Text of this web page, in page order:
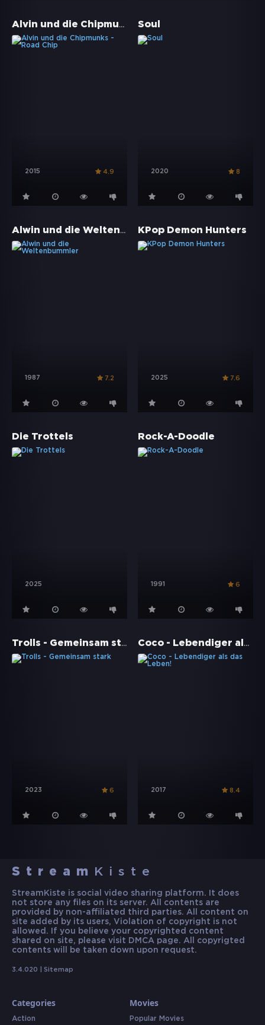
Alvin und die Chipmunks - Road Chip
2015 4.9
Soul
2020 8
Alwin und die Weltenbummler
1987 7.2
KPop Demon Hunters
2025 7.6
Die Trottels
2025
Rock-A-Doodle
1991 6
Trolls - Gemeinsam stark
2023 6
Coco - Lebendiger als das Leben!
2017 8.4
Stream Kiste
StreamKiste is social video sharing platform. It does
not store any files on its server. All contents are
provided by non-affiliated third parties. All content on
site added by its users, Violation of copyright is not
allowed. If you believe your copyrighted content
shared on site, please visit DMCA page. All copyrigted
contents will be taken down upon request.
3.4.020 | Sitemap
Categories
Action
Movies
Popular Movies